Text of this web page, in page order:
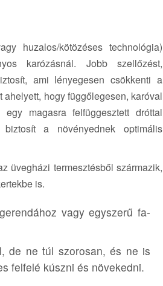
huzalos/kötözéses technológia)
karózásnál. Jobb szellőzést,
ami lényegesen csökkenti a
hogy függőlegesen, karóval
magasra felfüggesztett dróttal
a növényednek optimális
üvegházi termesztésből származik,
is.
vagy egyszerű fa-
de ne túl szorosan, és ne is
felfelé kúszni és növekedni.